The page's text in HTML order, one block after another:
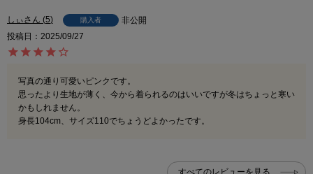
しぃ 5 購入者
非公開
投稿日
2025/09/27
写真の通り可愛いピンクです。
思ったより生地が薄く、今から着られるのはいいですが冬はちょっと寒い
かもしれません。